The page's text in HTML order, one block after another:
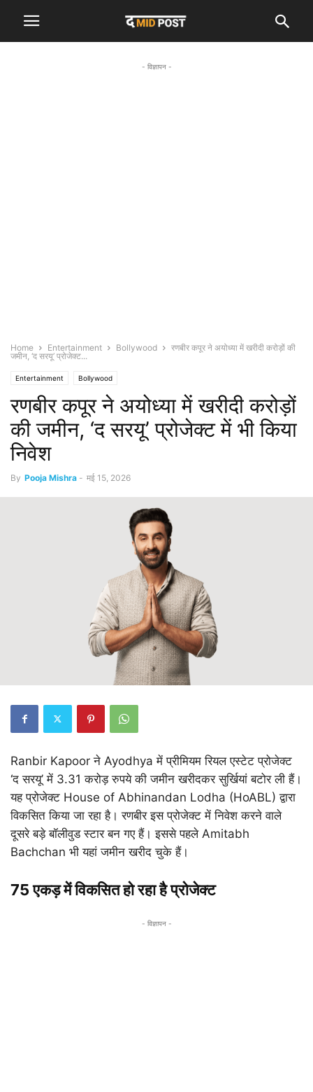
- विज्ञापन -
Home Entertainment Bollywood
रणबीर कपूर ने अयोध्या में खरीदी करोड़ों की
जमीन, ‘द सरयू’ प्रोजेक्ट...
Entertainment Bollywood
रणबीर कपूर ने अयोध्या में खरीदी करोड़ों
की जमीन, ‘द सरयू’ प्रोजेक्ट में भी किया
निवेश
By Pooja Mishra - मई 15, 2026
Ranbir Kapoor ने Ayodhya में प्रीमियम रियल एस्टेट प्रोजेक्ट
‘द सरयू’ में 3.31 करोड़ रुपये की जमीन खरीदकर सुर्खियां बटोर ली हैं।
यह प्रोजेक्ट House of Abhinandan Lodha (HoABL) द्वारा
विकसित किया जा रहा है। रणबीर इस प्रोजेक्ट में निवेश करने वाले
दूसरे बड़े बॉलीवुड स्टार बन गए हैं। इससे पहले Amitabh
Bachchan भी यहां जमीन खरीद चुके हैं।
75 एकड़ में विकसित हो रहा है प्रोजेक्ट
- विज्ञापन -